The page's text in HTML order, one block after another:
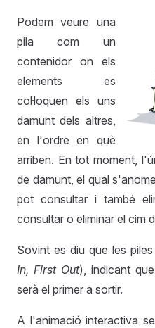
Podem veure una
pila com un
contenidor on els
elements es
col·loquen els uns
damunt dels altres,
en l'ordre en què
arriben. En tot moment,
de damunt, el qual
pot consultar i també
consultar o eliminar el cim
Sovint es diu que les
In, First Out), indicant
serà el primer a sortir.
A l'animació interactiva